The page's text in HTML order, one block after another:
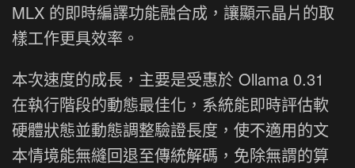
MLX 的即時編譯功能融合成，讓顯示晶片的取
樣工作更具效率。
本次速度的成長，主要是受惠於 Ollama 0.31
在執行階段的動態最佳化，系統能即時評估軟
硬體狀態並動態調整驗證長度，使不適用的文
本情境能無縫回退至傳統解碼，免除無謂的算